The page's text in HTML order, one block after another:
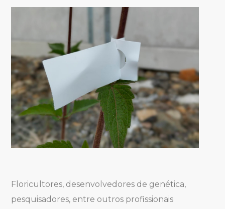
Floricultores, desenvolvedores de genética,
pesquisadores, entre outros profissionais